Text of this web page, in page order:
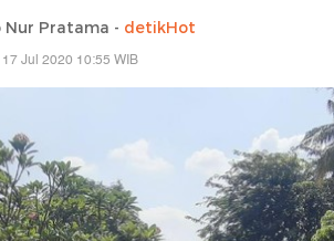
Nur Pratama - detikHot
Jul 2020 10:55 WIB